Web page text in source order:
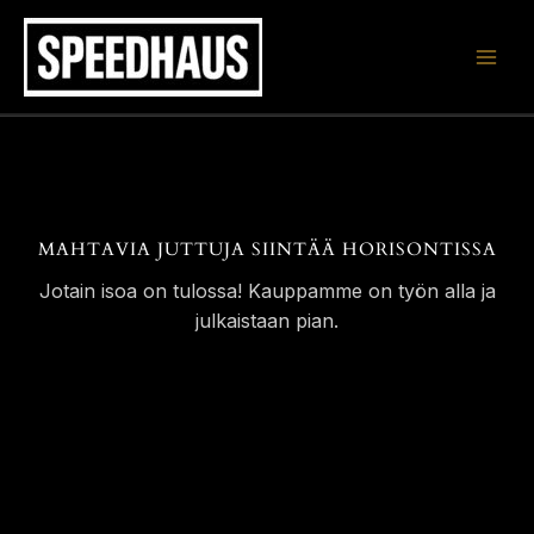
Siirry
sisältöön
MAHTAVIA JUTTUJA SIINTÄÄ HORISONTISSA
Jotain isoa on tulossa! Kauppamme on työn alla ja
julkaistaan pian.